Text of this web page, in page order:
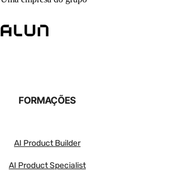
FORMAÇÕES
AI Product Builder
AI Product Specialist